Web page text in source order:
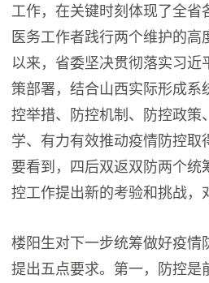
工作，在关键时刻体现了全省
医务工作者践行两个维护的高
以来，省委坚决贯彻落实习近
策部署，结合山西实际形成系
控举措、防控机制、防控政策
学、有力有效推动疫情防控取
要看到，四后双返双防两个统
控工作提出新的考验和挑战，
楼阳生对下一步统筹做好疫情
提出五点要求。第一，防控是